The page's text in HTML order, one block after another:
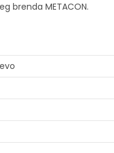
brenda METACON.